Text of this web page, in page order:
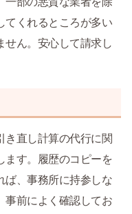
てくれるところが多い
せん。安心して請求し
き直し計算の代行に関
ます。履歴のコピーを
ば、事務所に持参しな
事前によく確認してお